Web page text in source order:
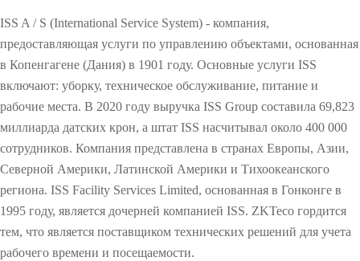
Контроль
доступа
Торговое
оборудов
ание
Больше>
>
Учет по
и лица
Учет по
у пальца
Виде
люде
ние
PTZ
видеокам
еры
Торг
обор
удова
ние
POS
перифер
ия
Антикра
Биом
ческ
ие
моду
ли
Интегри
руемые
модули
Сканеры
отр
бага
жа и
Металло
ы
ч
н
ы
о
т
р
с
л
е
й
и
н
д
Решение для контроля доступа Ellington Residential (U.A.E)
ь о
проблеме
Видео
ISS A / S (International Service System) - компания,
предоставляющая услуги по управлению объектами, основанная
в Копенгагене (Дания) в 1901 году. Основные услуги ISS
включают: уборку, техническое обслуживание, питание и
рабочие места. В 2020 году выручка ISS Group составила 69,823
миллиарда датских крон, а штат ISS насчитывал около 400 000
сотрудников. Компания представлена в странах Европы, Азии,
Северной Америки, Латинской Америки и Тихоокеанского
региона. ISS Facility Services Limited, основанная в Гонконге в
1995 году, является дочерней компанией ISS. ZKTeco гордится
тем, что является поставщиком технических решений для учета
рабочего времени и посещаемости.